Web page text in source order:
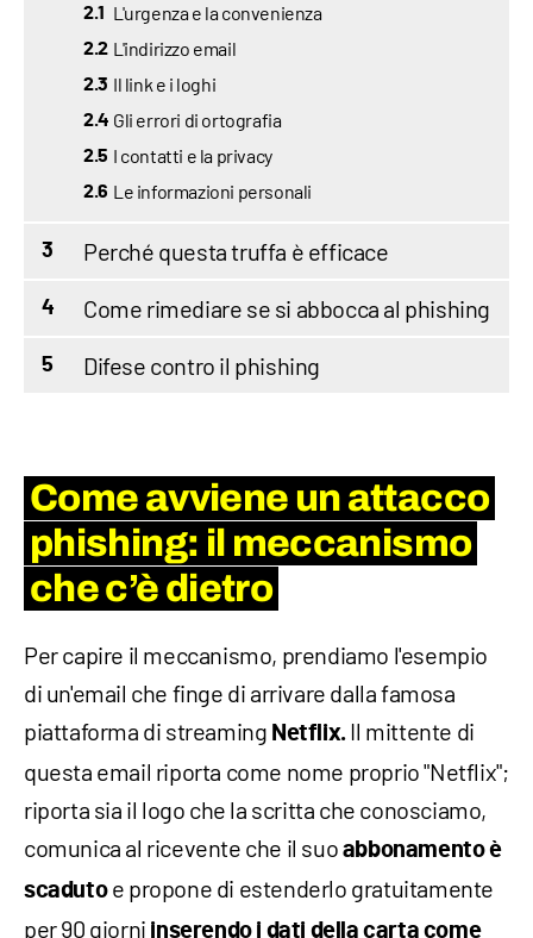
2.1 L'urgenza e la convenienza
2.2 L'indirizzo email
2.3 Il link e i loghi
2.4 Gli errori di ortografia
2.5 I contatti e la privacy
2.6 Le informazioni personali
3 Perché questa truffa è efficace
4 Come rimediare se si abbocca al phishing
5 Difese contro il phishing
Come avviene un attacco
phishing: il meccanismo
che c’è dietro
Per capire il meccanismo, prendiamo l'esempio
di un'email che finge di arrivare dalla famosa
piattaforma di streaming Netflix.Il mittente di
questa email riporta come nome proprio "Netflix";
riporta sia il logo che la scritta che conosciamo,
comunica al ricevente che il suo abbonamento è
scadutoe propone di estenderlo gratuitamente
per 90 giorni inserendo i dati della carta come